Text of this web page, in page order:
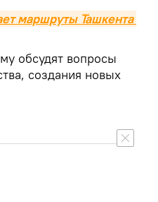
маршруты Ташкента
обсудят вопросы
создания новых